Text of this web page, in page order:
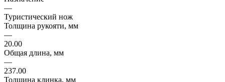
—
Туристический нож
Толщина рукояти, мм
—
20.00
Общая длина, мм
—
237.00
Толщина клинка, мм